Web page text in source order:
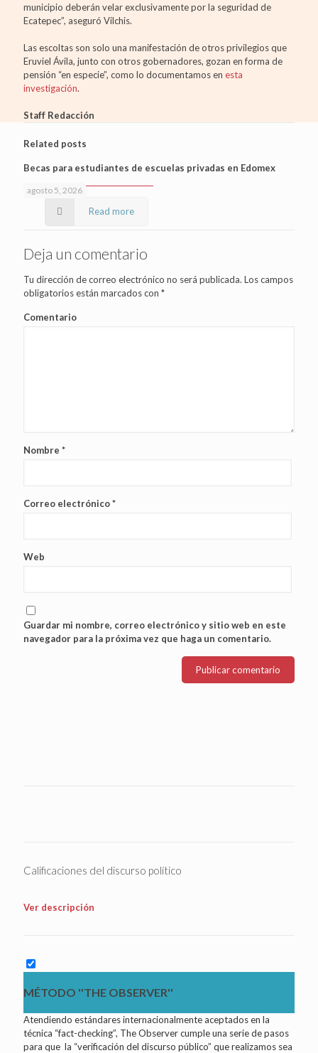
municipio deberán velar exclusivamente por la seguridad de
Ecatepec”, aseguró Vilchis.
Las escoltas son solo una manifestación de otros privilegios que
Eruviel Ávila, junto con otros gobernadores, gozan en forma de
pensión “en especie”, como lo documentamos en esta
investigación.
Staff Redacción
Related posts
agosto 5, 2026
Becas para estudiantes de escuelas privadas en Edomex
Read more
Deja un comentario
Tu dirección de correo electrónico no será publicada. Los campos
obligatorios están marcados con *
Comentario
Nombre *
Correo electrónico*
Web
Guardar mi nombre, correo electrónico y sitio web en este
navegador para la próxima vez que haga un comentario.
Calificaciones del discurso político
Ver descripción
MÉTODO ''THE OBSERVER''
Atendiendo estándares internacionalmente aceptados en la
técnica “fact-checking”, The Observer cumple una serie de pasos
para que la “verificación del discurso público” que realizamos sea